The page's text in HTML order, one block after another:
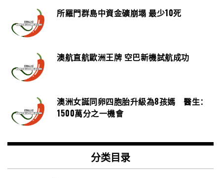
所羅門群島中資金礦崩塌 最少10死
澳航直航歐洲王牌 空巴新機試航成功
澳洲女誕同卵四胞胎升級為8孩媽 醫生：
1500萬分之一機會
分类目录